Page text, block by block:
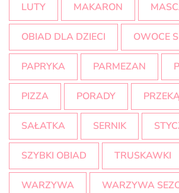
LUTY MAKARON
OBIAD DLA DZIECI OWOCE
PAPRYKA PARMEZAN
PIZZA PORADY
SAŁATKA SERNIK
SZYBKI OBIAD TRUSKAWKI
WARZYWA WARZYWA